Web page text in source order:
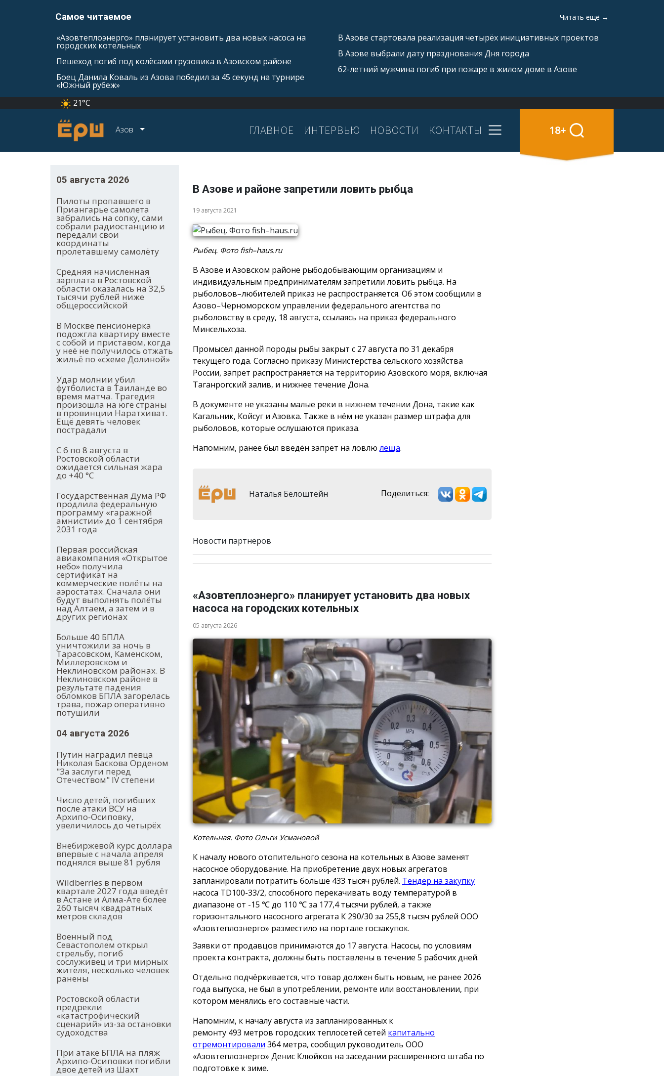
Самое читаемое Читать ещё →
«Азовтеплоэнерго» планирует установить два новых насоса на
городских котельных
Пешеход погиб под колёсами грузовика в Азовском районе
Боец Данила Коваль из Азова победил за 45 секунд на турнире
«Южный рубеж»
В Азове стартовала реализация четырёх инициативных проектов
В Азове выбрали дату празднования Дня города
62-летний мужчина погиб при пожаре в жилом доме в Азове
21°C
Азов ГЛАВНОЕ ИНТЕРВЬЮ НОВОСТИ КОНТАКТЫ 18+
05 августа 2026
Пилоты пропавшего в
Приангарье самолета
забрались на сопку, сами
собрали радиостанцию и
передали свои
координаты
пролетавшему самолёту
Средняя начисленная
зарплата в Ростовской
области оказалась на 32,5
тысячи рублей ниже
общероссийской
В Москве пенсионерка
подожгла квартиру вместе
с собой и приставом, когда
у неё не получилось отжать
жильё по «схеме Долиной»
Удар молнии убил
футболиста в Таиланде во
время матча. Трагедия
произошла на юге страны
в провинции Наратхиват.
Ещё девять человек
пострадали
С 6 по 8 августа в
Ростовской области
ожидается сильная жара
до +40 °С
Государственная Дума РФ
продлила федеральную
программу «гаражной
амнистии» до 1 сентября
2031 года
Первая российская
авиакомпания «Открытое
небо» получила
сертификат на
коммерческие полёты на
аэростатах. Сначала они
будут выполнять полёты
над Алтаем, а затем и в
других регионах
Больше 40 БПЛА
уничтожили за ночь в
Тарасовском, Каменском,
Миллеровском и
Неклиновском районах. В
Неклиновском районе в
результате падения
обломков БПЛА загорелась
трава, пожар оперативно
потушили
04 августа 2026
Путин наградил певца
Николая Баскова Орденом
"За заслуги перед
Отечеством" IV степени
Число детей, погибших
после атаки ВСУ на
Архипо-Осиповку,
увеличилось до четырёх
Внебиржевой курс доллара
впервые с начала апреля
поднялся выше 81 рубля
Wildberries в первом
квартале 2027 года введёт
в Астане и Алма-Ате более
260 тысяч квадратных
метров складов
Военный под
Севастополем открыл
стрельбу, погиб
сослуживец и три мирных
жителя, несколько человек
ранены
Ростовской области
предрекли
«катастрофический
сценарий» из-за остановки
судоходства
При атаке БПЛА на пляж
Архипо-Осиповки погибли
двое детей из Шахт
В Азове и районе запретили ловить рыбца
19 августа 2021
Рыбец. Фото fish–haus.ru
В Азове и Азовском районе рыбодобывающим организациям и
индивидуальным предпринимателям запретили ловить рыбца. На
рыболовов–любителей приказ не распространяется. Об этом сообщили в
Азово–Черноморском управлении федерального агентства по
рыболовству в среду, 18 августа, ссылаясь на приказ федерального
Минсельхоза.
Промысел данной породы рыбы закрыт с 27 августа по 31 декабря
текущего года. Согласно приказу Министерства сельского хозяйства
России, запрет распространяется на территорию Азовского моря, включая
Таганрогский залив, и нижнее течение Дона.
В документе не указаны малые реки в нижнем течении Дона, такие как
Кагальник, Койсуг и Азовка. Также в нём не указан размер штрафа для
рыболовов, которые ослушаются приказа.
Напомним, ранее был введён запрет на ловлю леща.
Наталья Белоштейн Поделиться:
Новости партнёров
«Азовтеплоэнерго» планирует установить два новых
насоса на городских котельных
05 августа 2026
Котельная. Фото Ольги Усмановой
К началу нового отопительного сезона на котельных в Азове заменят
насосное оборудование. На приобретение двух новых агрегатов
запланировали потратить больше 433 тысяч рублей. Тендер на закупку
насоса TD100-33/2, способного перекачивать воду температурой в
диапазоне от -15 ℃ до 110 ℃ за 177,4 тысячи рублей, а также
горизонтального насосного агрегата К 290/30 за 255,8 тысяч рублей ООО
«Азовтеплоэнерго» разместило на портале госзакупок.
Заявки от продавцов принимаются до 17 августа. Насосы, по условиям
проекта контракта, должны быть поставлены в течение 5 рабочих дней.
Отдельно подчёркивается, что товар должен быть новым, не ранее 2026
года выпуска, не был в употреблении, ремонте или восстановлении, при
котором менялись его составные части.
Напомним, к началу августа из запланированных к
ремонту 493 метров городских теплосетей сетей капитально
отремонтировали 364 метра, сообщил руководитель ООО
«Азовтеплоэнерго» Денис Клюйков на заседании расширенного штаба по
подготовке к зиме.